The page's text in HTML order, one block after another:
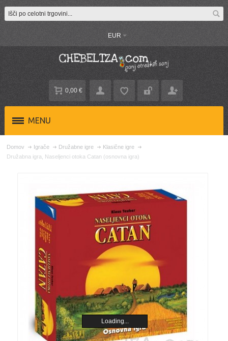
EUR
0,00 €
MENU
Domov Igrače Družabne igre
Klasične igre
Družabna igra, Naseljenci otoka Catan (osnovna igra)
Loading...